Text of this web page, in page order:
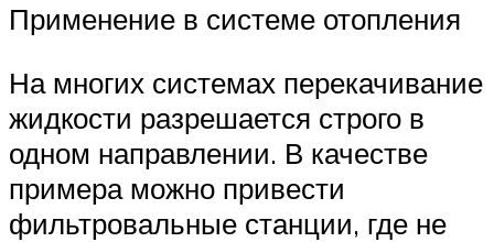
Применение в системе отопления
На многих системах перекачивание
жидкости разрешается строго в
одном направлении. В качестве
примера можно привести
фильтровальные станции, где не